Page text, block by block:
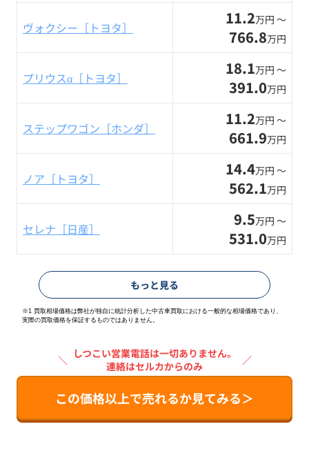
ヴォクシー［トヨタ］ 11.2万円 〜
766.8万円
プリウスα［トヨタ］ 18.1万円 〜
391.0万円
ステップワゴン［ホンダ］ 11.2万円 〜
661.9万円
ノア［トヨタ］ 14.4万円 〜
562.1万円
セレナ［日産］ 9.5万円 〜
531.0万円
もっと見る
※1 買取相場価格は弊社が独自に統計分析した中古車買取における一般的な相場価格であり、
実際の買取価格を保証するものではありません。
＼ しつこい営業電話は一切ありません。
連絡はセルカからのみ
／
この価格以上で売れるか見てみる＞